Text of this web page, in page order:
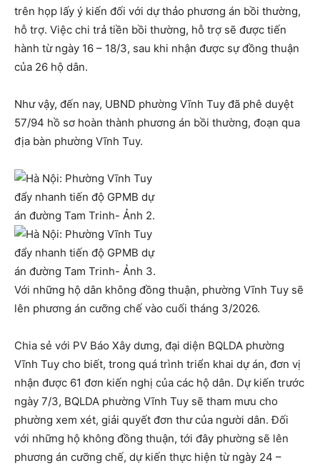
trên họp lấy ý kiến đối với dự thảo phương án bồi thường,
hỗ trợ. Việc chi trả tiền bồi thường, hỗ trợ sẽ được tiến
hành từ ngày 16 – 18/3, sau khi nhận được sự đồng thuận
của 26 hộ dân.
Như vậy, đến nay, UBND phường Vĩnh Tuy đã phê duyệt
57/94 hồ sơ hoàn thành phương án bồi thường, đoạn qua
địa bàn phường Vĩnh Tuy.
Với những hộ dân không đồng thuận, phường Vĩnh Tuy sẽ
lên phương án cưỡng chế vào cuối tháng 3/2026.
Chia sẻ với PV Báo Xây dưng, đại diện BQLDA phường
Vĩnh Tuy cho biết, trong quá trình triển khai dự án, đơn vị
nhận được 61 đơn kiến nghị của các hộ dân. Dự kiến trước
ngày 7/3, BQLDA phường Vĩnh Tuy sẽ tham mưu cho
phường xem xét, giải quyết đơn thư của người dân. Đối
với những hộ không đồng thuận, tới đây phường sẽ lên
phương án cưỡng chế, dự kiến thực hiện từ ngày 24 –